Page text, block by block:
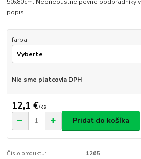
popis
farba
Nie sme platcovia DPH
12,1 €/ks
Pridať do košíka
Číslo produktu: 1265